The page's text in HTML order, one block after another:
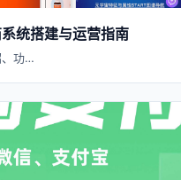
统搭建与运营指南
、功…